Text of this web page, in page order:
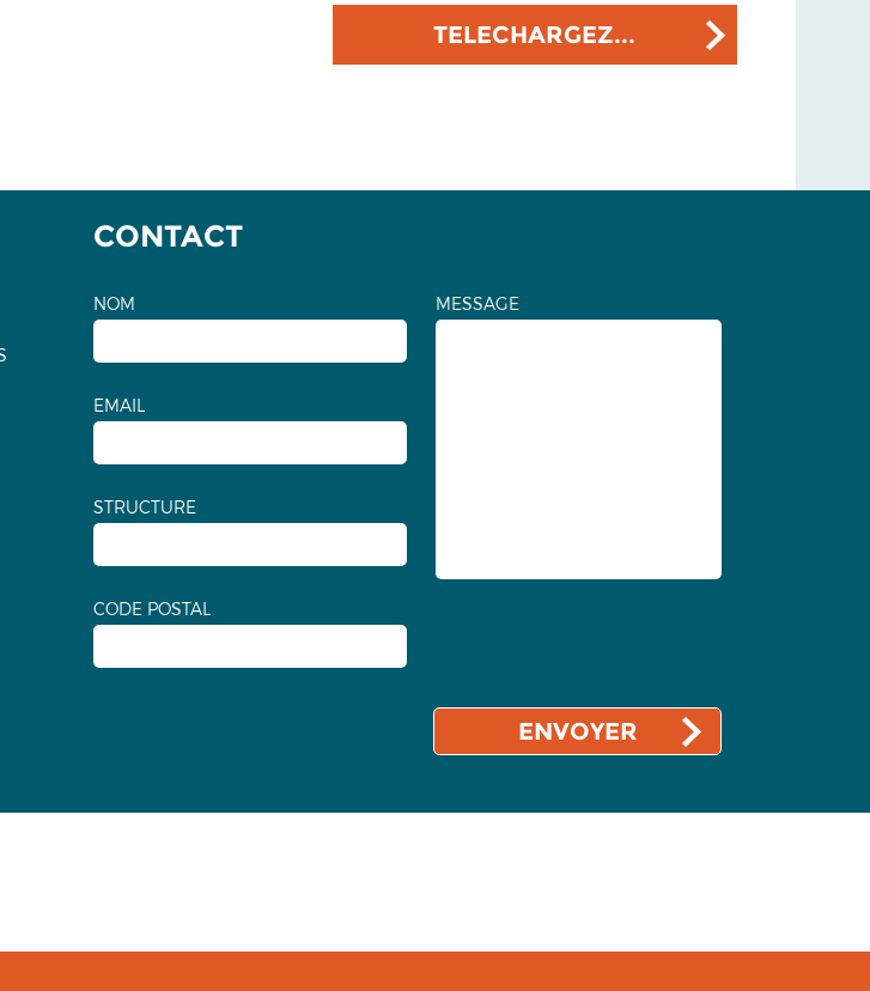
TELECHARGEZ...
CONTACT
NOM
EMAIL
STRUCTURE
CODE POSTAL
MESSAGE